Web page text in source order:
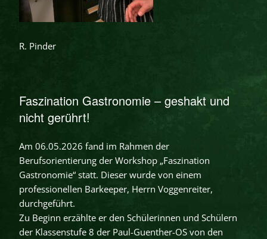
R. Pinder
Faszination Gastronomie – geshakt und
nicht gerührt!
Am 06.05.2026 fand im Rahmen der
Berufsorientierung der Workshop „Faszination
Gastronomie“ statt. Dieser wurde von einem
professionellen Barkeeper, Herrn Voggenreiter,
durchgeführt.
Zu Beginn erzählte er den Schülerinnen und Schülern
der Klassenstufe 8 der Paul-Guenther-OS von den